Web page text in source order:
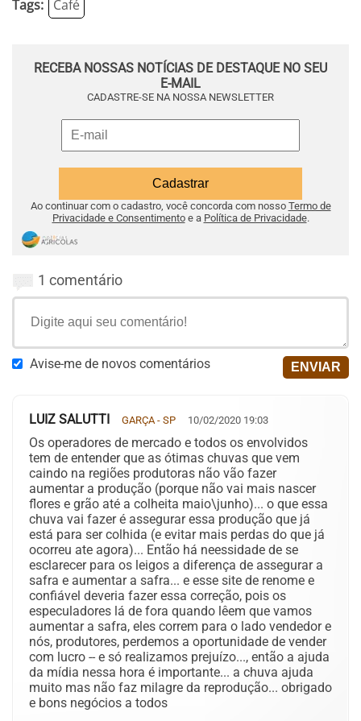
Tags: Café
RECEBA NOSSAS NOTÍCIAS DE DESTAQUE NO SEU
E-MAIL
CADASTRE-SE NA NOSSA NEWSLETTER
Ao continuar com o cadastro, você concorda com nosso Termo de
Privacidade e Consentimentoe a Política de Privacidade.
1 comentário
Avise-me de novos comentários
LUIZ SALUTTI GARÇA - SP 10/02/2020 19:03
Os operadores de mercado e todos os envolvidos
tem de entender que as ótimas chuvas que vem
caindo na regiões produtoras não vão fazer
aumentar a produção (porque não vai mais nascer
flores e grão até a colheita maio\junho)... o que essa
chuva vai fazer é assegurar essa produção que já
está para ser colhida (e evitar mais perdas do que já
ocorreu ate agora)... Então há neessidade de se
esclarecer para os leigos a diferença de assegurar a
safra e aumentar a safra... e esse site de renome e
confiável deveria fazer essa correção, pois os
especuladores lá de fora quando lêem que vamos
aumentar a safra, eles correm para o lado vendedor e
nós, produtores, perdemos a oportunidade de vender
com lucro -- e só realizamos prejuízo..., então a ajuda
da mídia nessa hora é importante... a chuva ajuda
muito mas não faz milagre da reprodução... obrigado
e bons negócios a todos